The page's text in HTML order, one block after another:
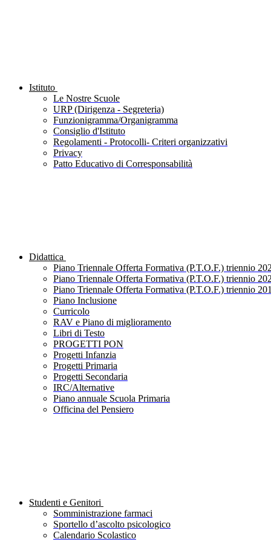
Istituto
Le Nostre Scuole
URP (Dirigenza - Segreteria)
Funzionigramma/Organigramma
Consiglio d'Istituto
Regolamenti - Protocolli- Criteri organizzativi
Privacy
Patto Educativo di Corresponsabilità
Didattica
Piano Triennale Offerta Formativa (P.T.O.F.) triennio
Piano Triennale Offerta Formativa (P.T.O.F.) triennio
Piano Triennale Offerta Formativa (P.T.O.F.) triennio
Piano Inclusione
Curricolo
RAV e Piano di miglioramento
Libri di Testo
PROGETTI PON
Progetti Infanzia
Progetti Primaria
Progetti Secondaria
IRC/Alternative
Piano annuale Scuola Primaria
Officina del Pensiero
Studenti e Genitori
Somministrazione farmaci
Sportello d’ascolto psicologico
Calendario Scolastico